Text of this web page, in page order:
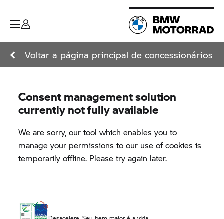
Voltar a página principal de concessionários